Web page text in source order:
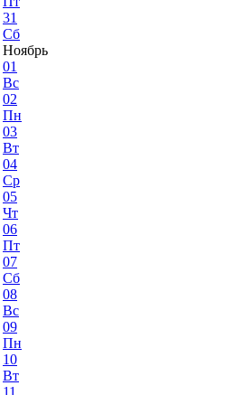
31
Сб
Ноябрь
01
Вс
02
Пн
03
Вт
04
Ср
05
Чт
06
Пт
07
Сб
08
Вс
09
Пн
10
Вт
11